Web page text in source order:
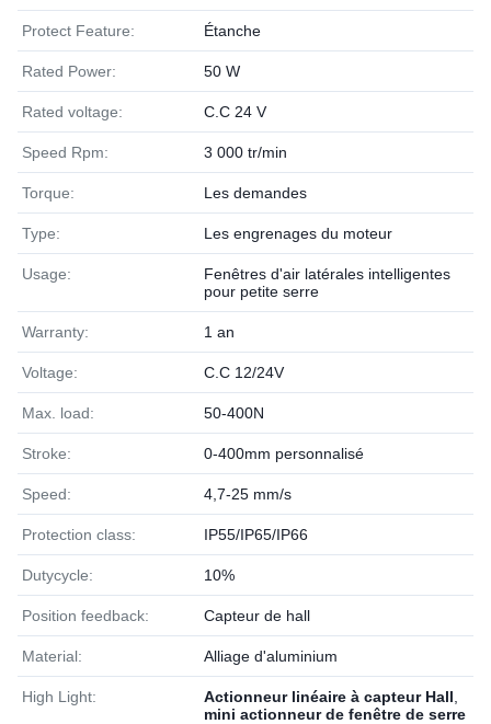
Protect Feature: Étanche
Rated Power: 50 W
Rated voltage: C.C 24 V
Speed Rpm: 3 000 tr/min
Torque: Les demandes
Type: Les engrenages du moteur
Usage:
Fenêtres d'air latérales intelligentes
pour petite serre
Warranty: 1 an
Voltage: C.C 12/24V
Max. load: 50-400N
Stroke: 0-400mm personnalisé
Speed: 4,7-25 mm/s
Protection class: IP55/IP65/IP66
Dutycycle: 10%
Position feedback: Capteur de hall
Material: Alliage d'aluminium
High Light: Actionneur linéaire à capteur Hall
mini actionneur de fenêtre de serre